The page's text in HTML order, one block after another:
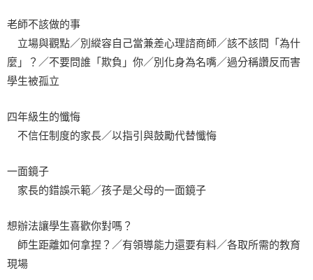
老師不該做的事
立場與觀點／別縱容自己當兼差心理諮商師／該不該問「為什
麼」？／不要問誰「欺負」你／別化身為名嘴／過分稱讚反而害
學生被孤立
四年級生的懺悔
不信任制度的家長／以指引與鼓勵代替懺悔
一面鏡子
家長的錯誤示範／孩子是父母的一面鏡子
想辦法讓學生喜歡你對嗎？
師生距離如何拿捏？／有領導能力還要有料／各取所需的教育
現場